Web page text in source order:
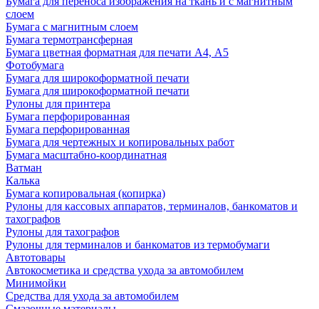
слоем
Бумага с магнитным слоем
Бумага термотрансферная
Бумага цветная форматная для печати А4, А5
Фотобумага
Бумага для широкоформатной печати
Бумага для широкоформатной печати
Рулоны для принтера
Бумага перфорированная
Бумага перфорированная
Бумага для чертежных и копировальных работ
Бумага масштабно-координатная
Ватман
Калька
Бумага копировальная (копирка)
Рулоны для кассовых аппаратов, терминалов, банкоматов и
тахографов
Рулоны для тахографов
Рулоны для терминалов и банкоматов из термобумаги
Автотовары
Автокосметика и средства ухода за автомобилем
Минимойки
Средства для ухода за автомобилем